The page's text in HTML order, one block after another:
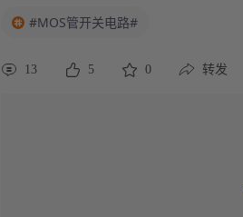
#MOS管开关电路#
13 5 0 转发